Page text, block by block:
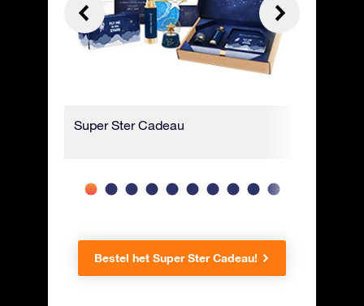
Super Ster Cadeau
Bestel het Super Ster Cadeau!